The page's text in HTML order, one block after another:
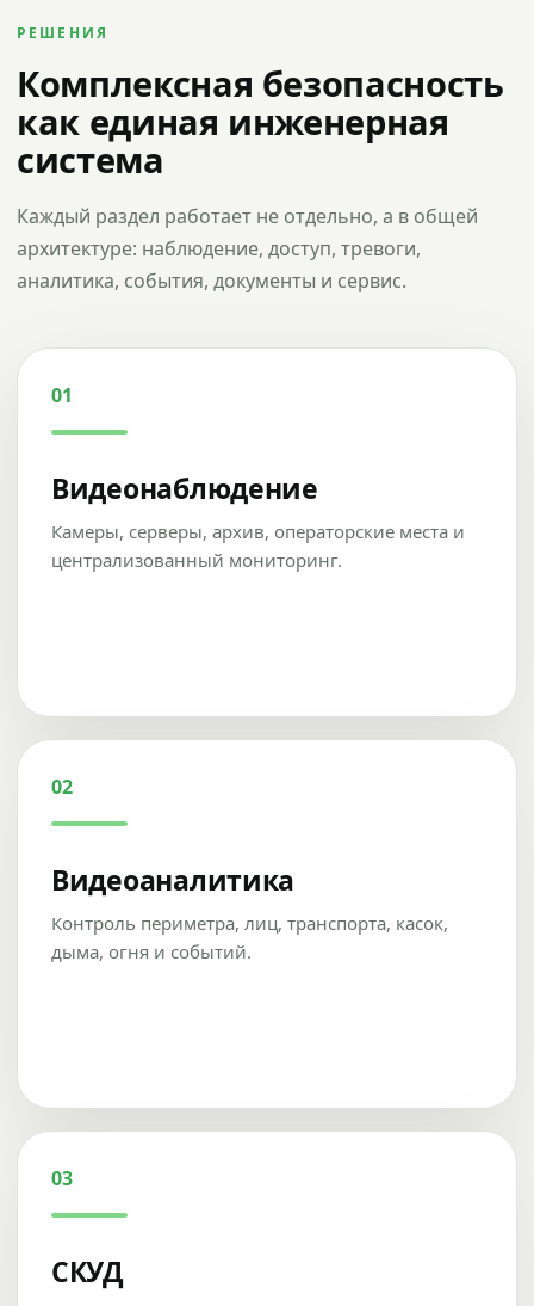
РЕШЕНИЯ
Комплексная безопасность
как единая инженерная
система
Каждый раздел работает не отдельно, а в общей
архитектуре: наблюдение, доступ, тревоги,
аналитика, события, документы и сервис.
01
Видеонаблюдение
Камеры, серверы, архив, операторские места и
централизованный мониторинг.
02
Видеоаналитика
Контроль периметра, лиц, транспорта, касок,
дыма, огня и событий.
03
СКУД